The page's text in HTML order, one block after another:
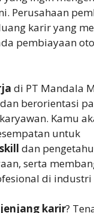
Perusahaan
karir yang
pembiayaan
di PT Mandala
berorientasi
Kamu
untuk
dan
serta
di industri
jenjang karir?